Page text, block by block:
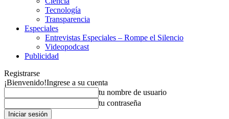
Tecnología
Transparencia
Especiales
Entrevistas Especiales – Rompe el Silencio
Videopodcast
Publicidad
Registrarse
¡Bienvenido!Ingrese a su cuenta
tu nombre de usuario
tu contraseña